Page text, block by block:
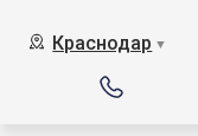
Краснодар ▼